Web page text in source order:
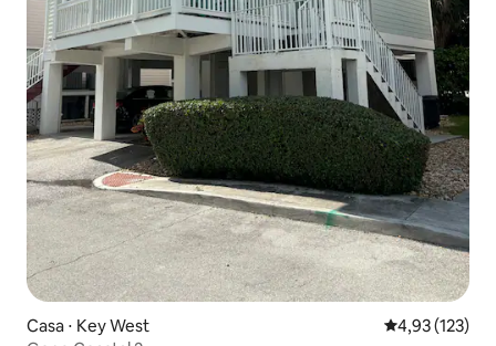
Casa ⋅ Key West 4,93 de uma
4,93 (123)